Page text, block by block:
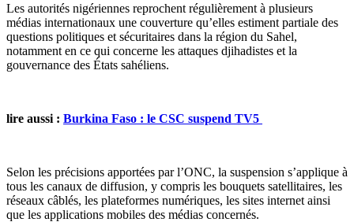
Les autorités nigériennes reprochent régulièrement à plusieurs
médias internationaux une couverture qu’elles estiment partiale des
questions politiques et sécuritaires dans la région du Sahel,
notamment en ce qui concerne les attaques djihadistes et la
gouvernance des États sahéliens.
lire aussi : Burkina Faso : le CSC suspend TV5
Selon les précisions apportées par l’ONC, la suspension s’applique à
tous les canaux de diffusion, y compris les bouquets satellitaires, les
réseaux câblés, les plateformes numériques, les sites internet ainsi
que les applications mobiles des médias concernés.